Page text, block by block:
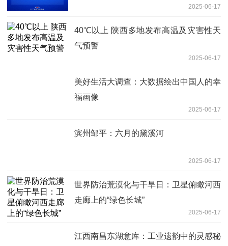
2025-06-17
40℃以上 陕西多地发布高温及灾害性天
气预警
2025-06-17
美好生活大调查：大数据绘出中国人的幸
福画像
2025-06-17
滨州邹平：六月的黛溪河
2025-06-17
世界防治荒漠化与干旱日：卫星俯瞰河西
走廊上的“绿色长城”
2025-06-17
江西南昌东湖意库：工业遗韵中的灵感秘